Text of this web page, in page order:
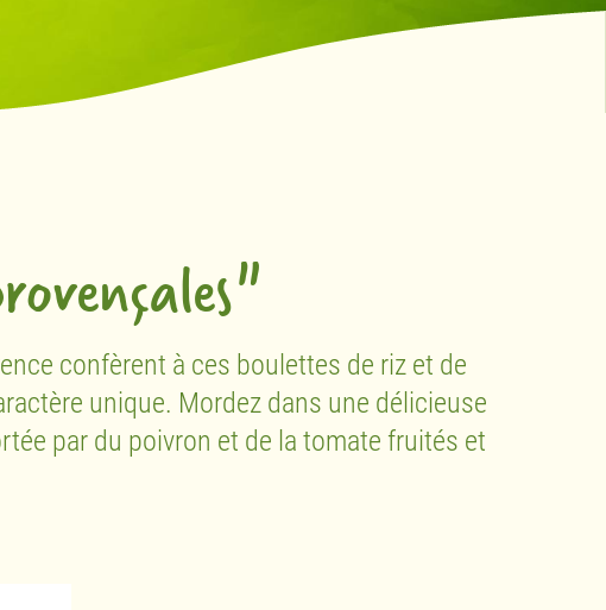
confèrent à ces boulettes de riz et de
unique. Mordez dans une délicieuse
par du poivron et de la tomate fruités et